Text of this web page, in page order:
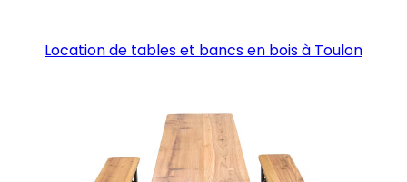
Location de tables et bancs en bois à Toulon